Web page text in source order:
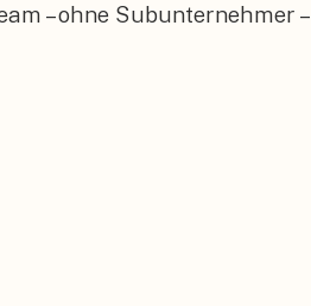
– ohne